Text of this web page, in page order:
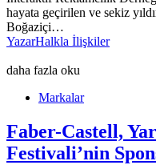
hayata geçirilen ve sekiz
Boğaziçi…
YazarHalkla İlişkiler
daha fazla oku
Markalar
Faber-Castell,
Festivali’nin